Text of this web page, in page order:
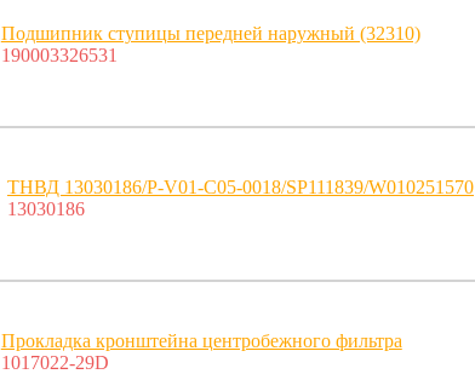
Подшипник ступицы передней наружный (32310)
190003326531
ТНВД 13030186/P-V01-C05-0018/SP111839/W010251570
13030186
Прокладка кронштейна центробежного фильтра
1017022-29D